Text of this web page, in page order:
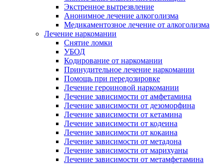
Экстренное вытрезвление
Анонимное лечение алкоголизма
Медикаментозное лечение от алкоголизма
Лечение наркомании
Снятие ломки
УБОД
Кодирование от наркомании
Принудительное лечение наркомании
Помощь при передозировке
Лечение героиновой наркомании
Лечение зависимости от амфетамина
Лечение зависимости от дезоморфина
Лечение зависимости от кетамина
Лечение зависимости от кодеина
Лечение зависимости от кокаина
Лечение зависимости от метадона
Лечение зависимости от марихуаны
Лечение зависимости от метамфетамина